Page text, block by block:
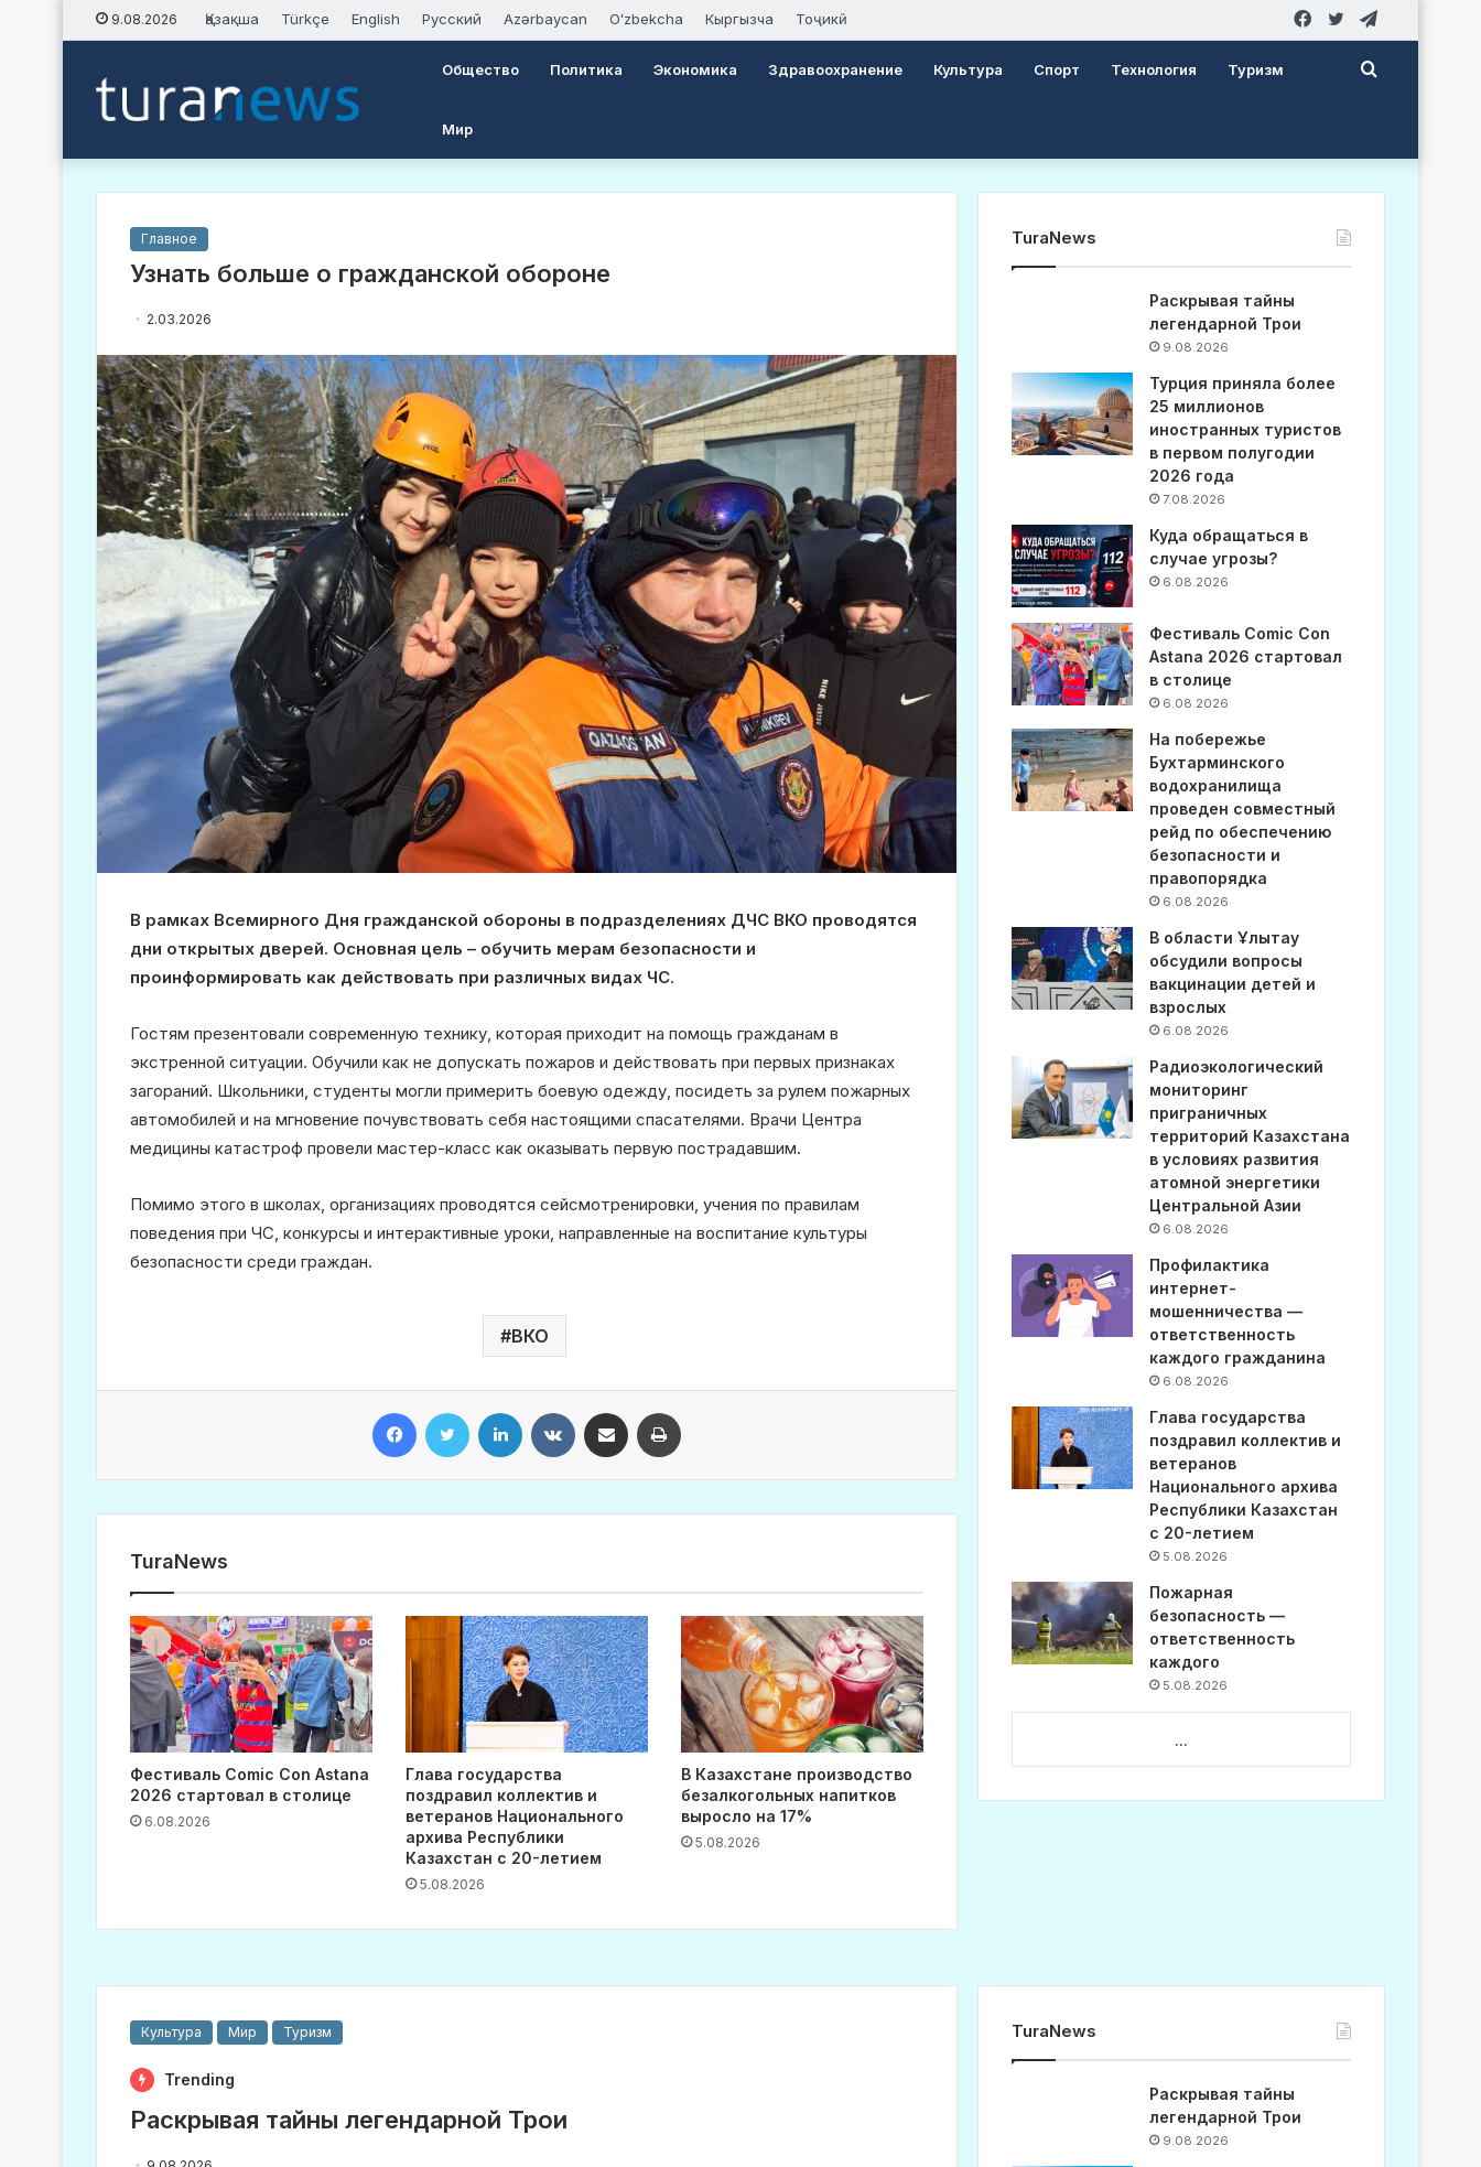
9.08.2026 Қазақша Türkçe English Русский Azərbaycan Oʻzbekcha Кыргызча Тоҷикӣ Twitter
Facebook
Общество Политика Экономика Здравоохранение Культура Спорт Технология Туризм
Мир
Search
Главное
Узнать больше о гражданской обороне
2.03.2026
В рамках Всемирного Дня гражданской обороны в подразделениях ДЧС ВКО проводятся
дни открытых дверей. Основная цель – обучить мерам безопасности и
проинформировать как действовать при различных видах ЧС.
Гостям презентовали современную технику, которая приходит на помощь гражданам в
экстренной ситуации. Обучили как не допускать пожаров и действовать при первых признаках
загораний. Школьники, студенты могли примерить боевую одежду, посидеть за рулем пожарных
автомобилей и на мгновение почувствовать себя настоящими спасателями. Врачи Центра
медицины катастроф провели мастер-класс как оказывать первую пострадавшим.
Помимо этого в школах, организациях проводятся сейсмотренировки, учения по правилам
поведения при ЧС, конкурсы и интерактивные уроки, направленные на воспитание культуры
безопасности среди граждан.
ВКО
TuraNews
Фестиваль Comic Con Astana
2026 стартовал в столице
6.08.2026
Глава государства
поздравил коллектив и
ветеранов Национального
архива Республики
Казахстан с 20-летием
5.08.2026
В Казахстане производство
безалкогольных напитков
выросло на 17%
5.08.2026
TuraNews
Раскрывая тайны
легендарной Трои
9.08.2026
Турция приняла более
25 миллионов
иностранных туристов
в первом полугодии
2026 года
7.08.2026
Куда обращаться в
случае угрозы?
6.08.2026
Фестиваль Comic Con
Astana 2026 стартовал
в столице
6.08.2026
На побережье
Бухтарминского
водохранилища
проведен совместный
рейд по обеспечению
безопасности и
правопорядка
6.08.2026
В области Ұлытау
обсудили вопросы
вакцинации детей и
взрослых
6.08.2026
Радиоэкологический
мониторинг
приграничных
территорий Казахстана
в условиях развития
атомной энергетики
Центральной Азии
6.08.2026
Профилактика
интернет-
мошенничества —
ответственность
каждого гражданина
6.08.2026
Глава государства
поздравил коллектив и
ветеранов
Национального архива
Республики Казахстан
с 20-летием
5.08.2026
Пожарная
безопасность —
ответственность
каждого
5.08.2026
...